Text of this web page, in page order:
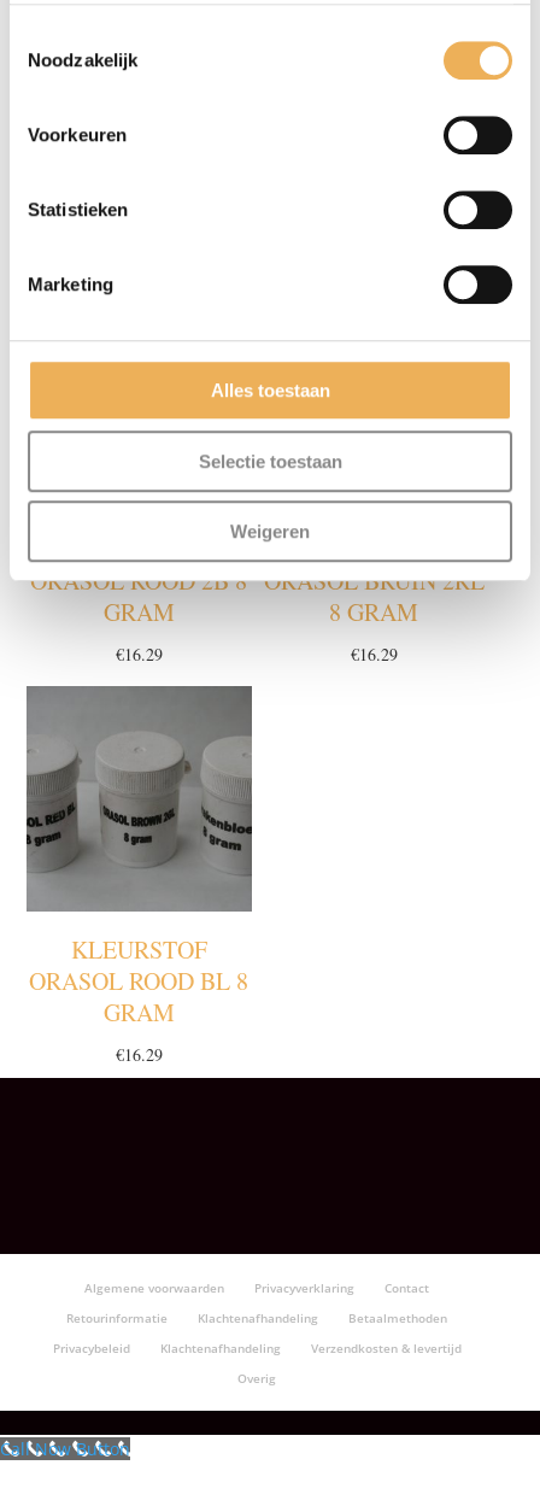
Noodzakelijk
Voorkeuren
Statistieken
Marketing
Alles toestaan
Selectie toestaan
Weigeren
waxen, enz. Sluit de dop na gebruik goed
GERELATEERDE PRODUCTEN
ORASOL ROOD 2B 8
GRAM
€16.29
KLEURSTOF
ORASOL BRUIN 2RL
8 GRAM
€16.29
KLEURSTOF
ORASOL ROOD BL 8
GRAM
€16.29
Algemene voorwaarden Privacyverklaring
Contact
Retourinformatie
Klachtenafhandeling
Betaalmethoden
Privacybeleid
Klachtenafhandeling
Verzendkosten & levertijd
Overig
Call Now Button